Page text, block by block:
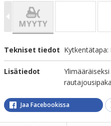
Tekniset tiedot Kytkentätapa:
Lisätiedot
Jaa Facebookissa